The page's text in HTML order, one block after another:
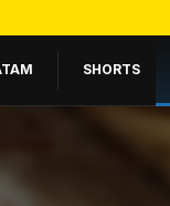
SHORTS